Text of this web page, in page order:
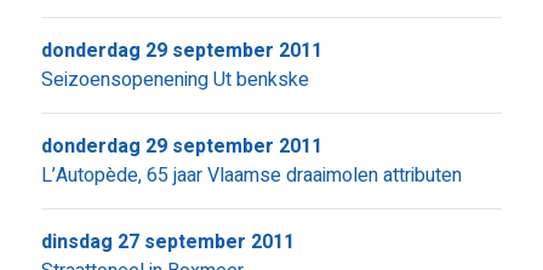
Seizoensopenening Ut benkske
donderdag 29 september 2011
L’Autopède, 65 jaar Vlaamse draaimolen attributen
donderdag 29 september 2011
dinsdag 27 september 2011